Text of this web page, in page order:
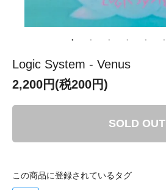
Logic System - Venus
2,200円(税200円)
SOLD OUT
この商品に登録されているタグ